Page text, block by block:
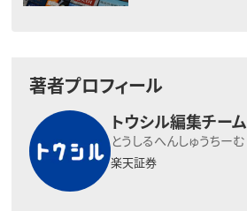
著者プロフィール
トウシル編集チーム
とうしるへんしゅうちーむ
楽天証券